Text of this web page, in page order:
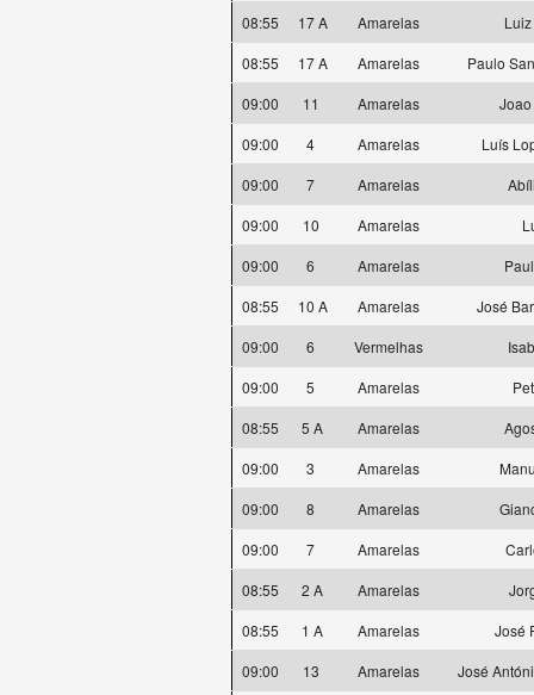
08:55
17 A Amarelas
08:55
17 A Amarelas
Paulo
09:00
11 Amarelas
09:00
4 Amarelas
Luís
09:00
7 Amarelas
09:00
10 Amarelas
09:00
6 Amarelas
08:55
10 A Amarelas
José
09:00
6 Vermelhas
09:00
5 Amarelas
08:55
5 A Amarelas
09:00
3 Amarelas
09:00
8 Amarelas
09:00
7 Amarelas
08:55
2 A Amarelas
08:55
1 A Amarelas
José
09:00
13 Amarelas
José